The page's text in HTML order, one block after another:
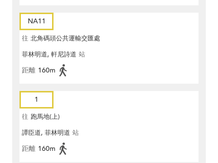
NA11
往 北角碼頭公共運輸交匯處
菲林明道, 軒尼詩道 站
距離 160m
1
往 跑馬地(上)
譚臣道, 菲林明道 站
距離 160m